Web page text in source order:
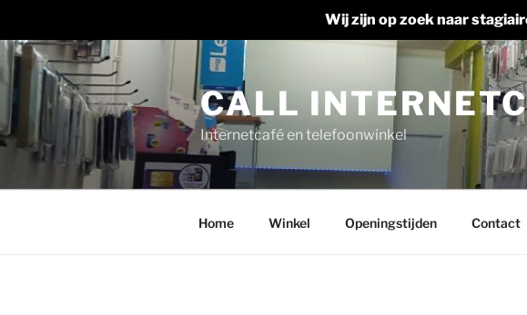
Wij zijn op zoek naar
Ga
naar
de
inhoud
CALL
Internetcafé en telefoonwinkel
Home Winkel Openingstijden Contact